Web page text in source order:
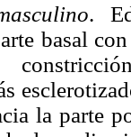
.
basal
la parte